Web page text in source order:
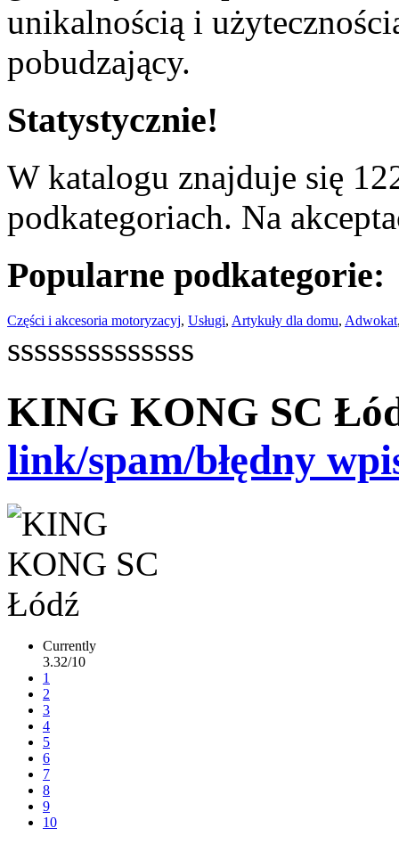
unikalnością i
pobudzający.
Statystycznie!
W katalogu znajduje się
podkategoriach. Na
Popularne podkategorie:
Części i akcesoria motoryzacyj, Usługi, Artykuły dla domu, Adwokat
ssssssssssssss
KING KONG SC
link/spam/błędny
Currently
3.32/10
1
2
3
4
5
6
7
8
9
10